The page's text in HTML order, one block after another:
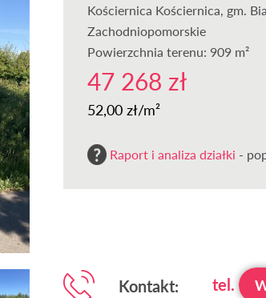
Kościernica Kościernica, gm.
Zachodniopomorskie
Powierzchnia terenu: 909 m²
47 268 zł
52,00 zł/m²
Raport i analiza działki -
Kontakt: tel.